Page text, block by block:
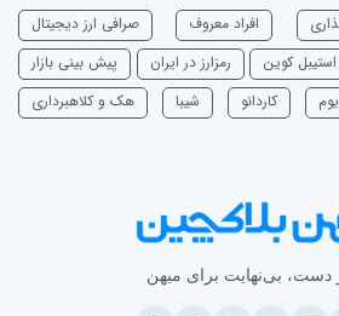
افراد معروف
صرافی ارز دیجیتال
استیبل کوین رمزارز در ایران
پیش بینی بازار
‌کاردانو شیبا هک و کلاهبرداری
بی‌نهایت برای میهن